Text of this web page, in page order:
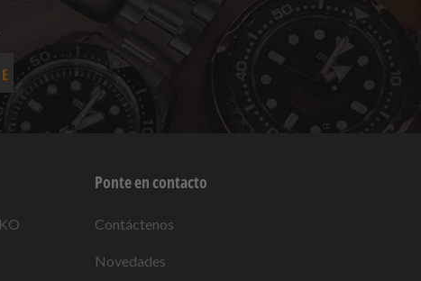
Ponte en contacto
Contáctenos
Novedades